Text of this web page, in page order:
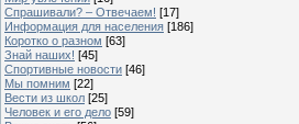
Спрашивали? – Отвечаем! [17]
Информация для населения [186]
Коротко о разном [63]
Знай наших! [45]
Спортивные новости [46]
Мы помним [22]
Вести из школ [25]
Человек и его дело [59]